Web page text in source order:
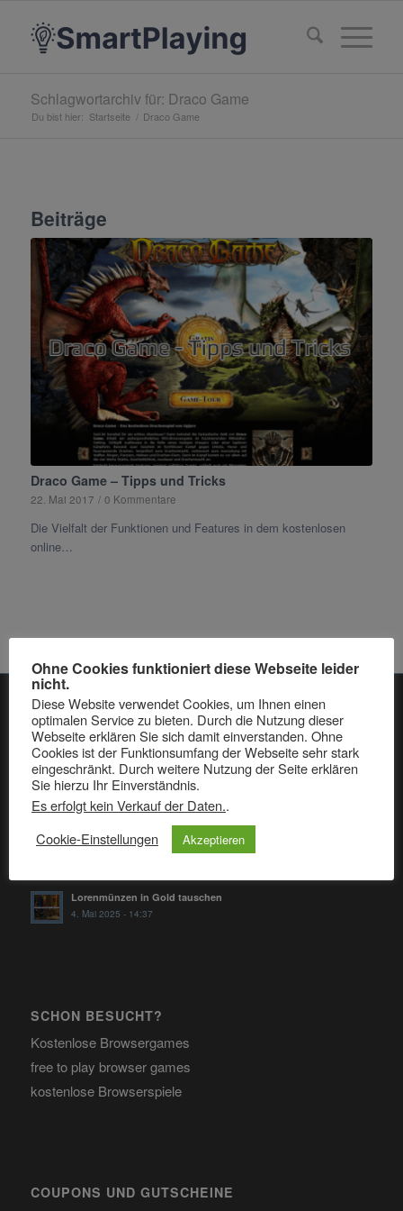
Schlagwortarchiv für: Draco Game
Du bist hier: Startseite / Draco Game
Beiträge
Draco Game – Tipps und Tricks
22. Mai 2017 / 0 Kommentare
Die Vielfalt der Funktionen und Features in dem kostenlosen
online…
NEUESTE BEITRÄGE:
Sfgame Changelog: auf Version 26.000
24. Juli 2025 - 11:04
Sfgame Changelog: auf Version 25.500
Lorenmünzen in Gold tauschen
4. Mai 2025 - 14:37
SCHON BESUCHT?
Kostenlose Browsergames
free to play browser games
kostenlose Browserspiele
COUPONS UND GUTSCHEINE
Ohne Cookies funktioniert diese Webseite leider
nicht.
Diese Website verwendet Cookies, um Ihnen einen
optimalen Service zu bieten. Durch die Nutzung dieser
Webseite erklären Sie sich damit einverstanden. Ohne
Cookies ist der Funktionsumfang der Webseite sehr stark
eingeschränkt. Durch weitere Nutzung der Seite erklären
Sie hierzu Ihr Einverständnis.
Es erfolgt kein Verkauf der Daten..
Cookie-Einstellungen
Akzeptieren